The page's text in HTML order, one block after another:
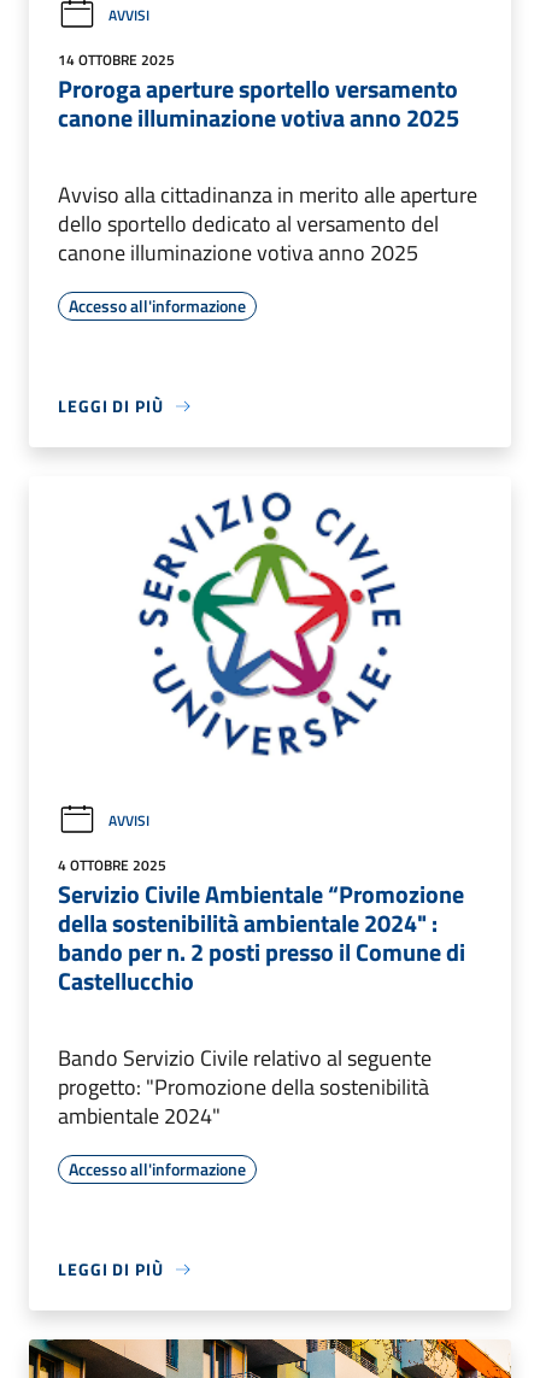
AVVISI
14 OTTOBRE 2025
Proroga aperture sportello versamento
canone illuminazione votiva anno 2025
Avviso alla cittadinanza in merito alle aperture
dello sportello dedicato al versamento del
canone illuminazione votiva anno 2025
Accesso all'informazione
LEGGI DI PIÙ
AVVISI
4 OTTOBRE 2025
Servizio Civile Ambientale “Promozione
della sostenibilità ambientale 2024" :
bando per n. 2 posti presso il Comune di
Castellucchio
Bando Servizio Civile relativo al seguente
progetto: "Promozione della sostenibilità
ambientale 2024"
Accesso all'informazione
LEGGI DI PIÙ